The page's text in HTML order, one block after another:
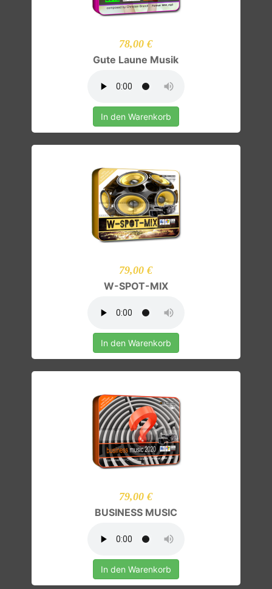
78,00 €
Gute Laune Musik
In den Warenkorb
79,00 €
W-SPOT-MIX
In den Warenkorb
79,00 €
BUSINESS MUSIC
In den Warenkorb